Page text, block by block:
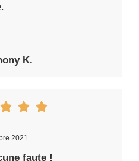
K.
2021
faute !